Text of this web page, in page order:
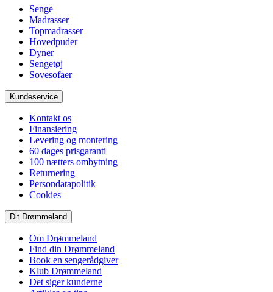
Senge
Madrasser
Topmadrasser
Hovedpuder
Dyner
Sengetøj
Sovesofaer
Kundeservice
Kontakt os
Finansiering
Levering og montering
60 dages prisgaranti
100 nætters ombytning
Returnering
Persondatapolitik
Cookies
Dit Drømmeland
Om Drømmeland
Find din Drømmeland
Book en sengerådgiver
Klub Drømmeland
Det siger kunderne